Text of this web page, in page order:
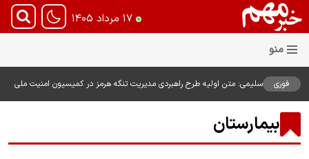
۱۷ مرداد ۱۴۰۵
فوری
سلیمی: متن اولیه طرح راهبردی مدیریت تنگه هرمز در کمیسیون امنیت ملی
بیمارستان